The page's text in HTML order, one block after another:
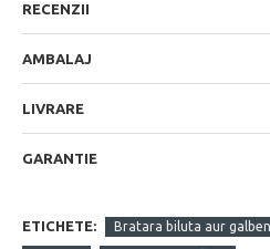
RECENZII
AMBALAJ
LIVRARE
GARANTIE
ETICHETE: Bratara biluta aur